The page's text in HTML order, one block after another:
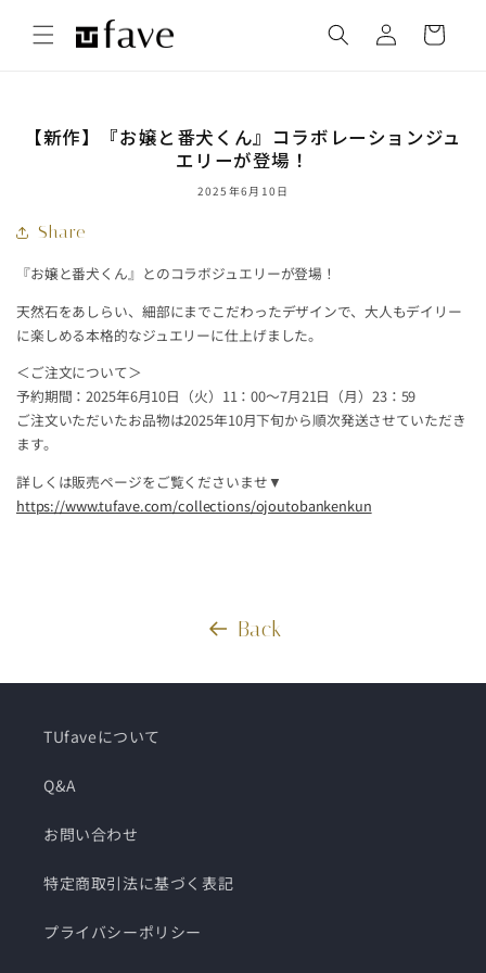
ンツに
進む
グ
イ
ー
【新作】『お嬢と番犬くん』コラボレーションジュ
エリーが登場！
2025年6月10日
Share
『お嬢と番犬くん』とのコラボジュエリーが登場！
天然石をあしらい、細部にまでこだわったデザインで、大人もデイリー
に楽しめる本格的なジュエリーに仕上げました。
＜ご注文について＞
予約期間：2025年6月10日（火）11：00～7月21日（月）23：59
ご注文いただいたお品物は2025年10月下旬から順次発送させていただき
ます。
詳しくは販売ページをご覧くださいませ▼
https://www.tufave.com/collections/ojoutobankenkun
Back
TUfaveについて
Q&A
お問い合わせ
特定商取引法に基づく表記
プライバシーポリシー